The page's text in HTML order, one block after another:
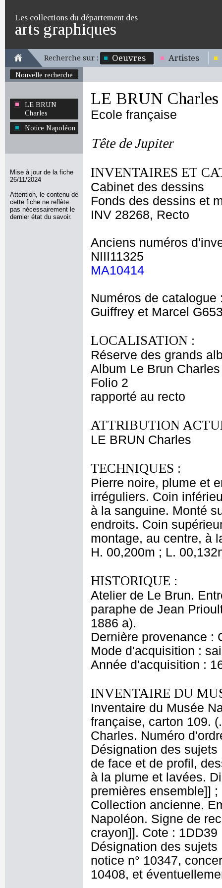
Les collections du département des
arts graphiques
Recherche sur : Oeuvres Artistes
Nouvelle recherche
LE BRUN
Charles
Notice Napoléon
Mise à jour de la fiche
26/11/2024
Attention, le contenu de
cette fiche ne reflète
pas nécessairement le
dernier état du savoir.
LE BRUN Charles
Ecole française
Tête de Jupiter
INVENTAIRES ET
Cabinet des dessins
Fonds des dessins et
INV 28268, Recto
Anciens numéros
NIII11325
MA10414
Numéros de catalogue
Guiffrey et Marcel
LOCALISATION :
Réserve des grands
Album Le Brun
Folio 2
rapporté au recto
ATTRIBUTION
LE BRUN Charles
TECHNIQUES :
Pierre noire, plume et
irréguliers. Coin
à la sanguine. Monté
endroits. Coin
montage, au centre, à
H. 00,200m ; L.
HISTORIQUE :
Atelier de Le Brun.
paraphe de Jean
1886 a).
Dernière provenance :
Mode d'acquisition :
Année d'acquisition :
INVENTAIRE DU
Inventaire du Musée
française, carton 109.
Charles. Numéro
Désignation des
de face et de profil,
à la plume et lavées.
premières ensemble]]
Collection ancienne.
Napoléon. Signe de
crayon]]. Cote :
Désignation des
notice n° 10347,
10408, et